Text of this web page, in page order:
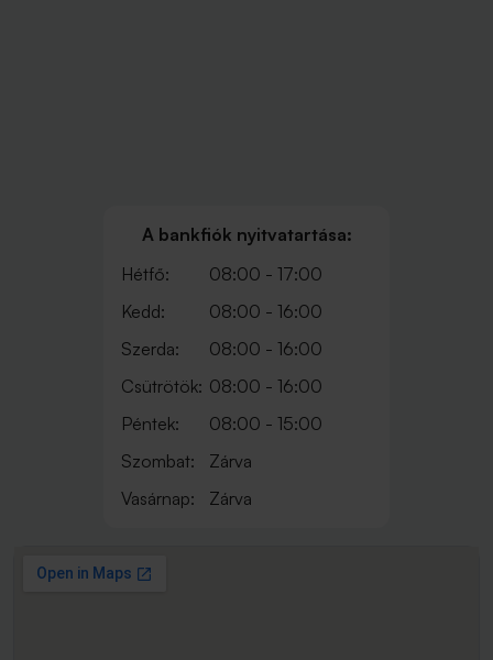
A bankfiók nyitvatartása:
Hétfő:
08:00 - 17:00
Kedd:
08:00 - 16:00
Szerda:
08:00 - 16:00
Csütrötök: 08:00 - 16:00
Péntek:
08:00 - 15:00
Szombat:
Zárva
Vasárnap:
Zárva